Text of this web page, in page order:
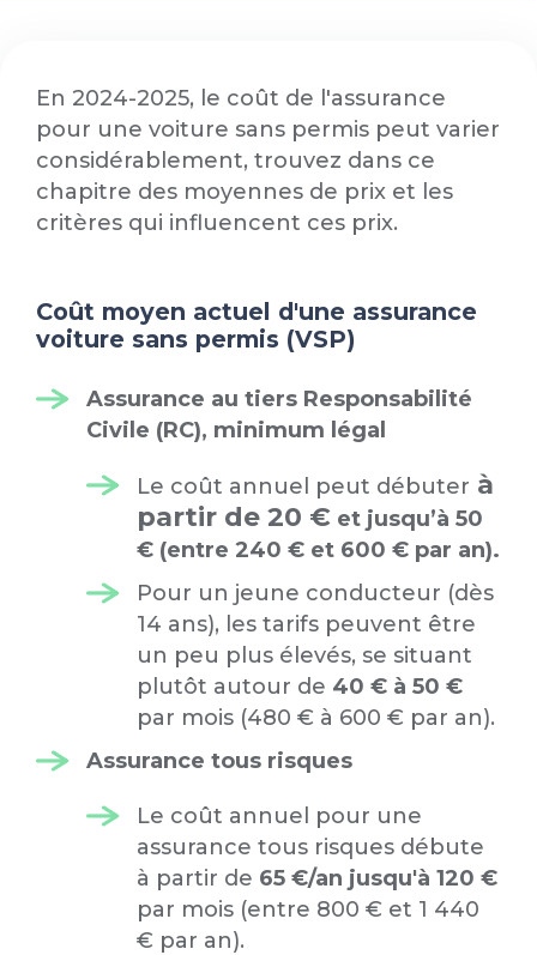
En 2024-2025, le coût de l'assurance
pour une voiture sans permis peut varier
considérablement, trouvez dans ce
chapitre des moyennes de prix et les
critères qui influencent ces prix.
Coût moyen actuel d'une assurance
voiture sans permis (VSP)
Assurance au tiers Responsabilité
Civile (RC), minimum légal
Le coût annuel peut débuter à
partir de 20 € et jusqu’à 50
€ (entre 240 € et 600 € par an).
Pour un jeune conducteur (dès
14 ans), les tarifs peuvent être
un peu plus élevés, se situant
plutôt autour de 40 € à 50 €
par mois (480 € à 600 € par an).
Assurance tous risques
Le coût annuel pour une
assurance tous risques débute
à partir de 65 €/an jusqu'à 120 €
par mois (entre 800 € et 1 440
€ par an).